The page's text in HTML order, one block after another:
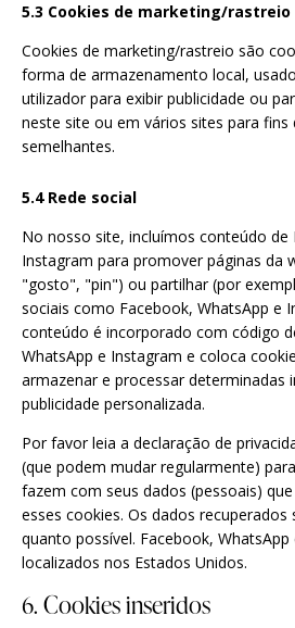
5.3 Cookies de marketing/rastreio
Cookies de marketing/rastreio são
forma de armazenamento local,
utilizador para exibir publicidade ou
neste site ou em vários sites para fins
semelhantes.
5.4 Rede social
No nosso site, incluímos conteúdo de
Instagram para promover páginas da
"gosto", "pin") ou partilhar (por
sociais como Facebook, WhatsApp e
conteúdo é incorporado com código
WhatsApp e Instagram e coloca
armazenar e processar determinadas
publicidade personalizada.
Por favor leia a declaração de
(que podem mudar regularmente)
fazem com seus dados (pessoais)
esses cookies. Os dados
quanto possível. Facebook,
localizados nos Estados Unidos.
6. Cookies inseridos